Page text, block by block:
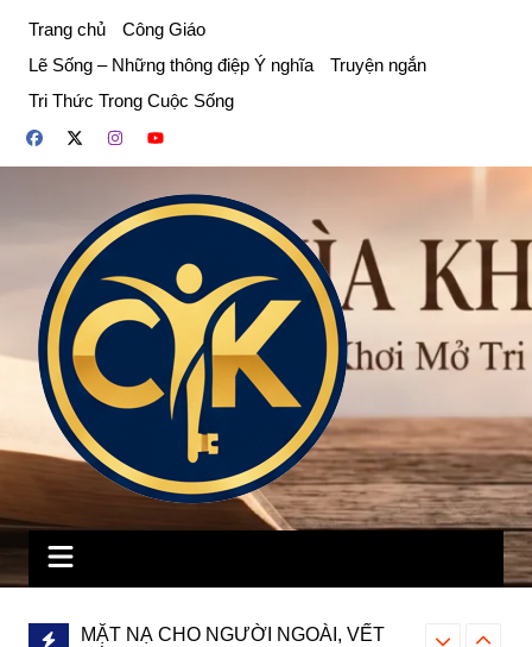
phần
dung
Trang chủ
Công Giáo
Lẽ Sống – Những thông điệp Ý nghĩa
Truyện ngắn
Tri Thức Trong Cuộc Sống
VẾT
Tờ Giấy Viết Lỗi Lầm Và Ba Từ Làm
Lời Chúc